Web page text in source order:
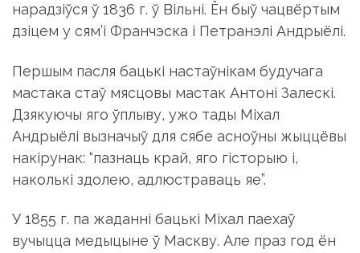
нарадзіўся ў 1836 г. ў Вільні. Ён быў чацвёртым
дзіцем у сям’і Франчэска і Петранэлі Андрыёлі.
Першым пасля бацькі настаўнікам будучага
мастака стаў мясцовы мастак Антоні Залескі.
Дзякуючы яго ўплыву, ужо тады Міхал
Андрыёлі вызначыў для сябе асноўны жыццёвы
накірунак: “пазнаць край, яго гісторыю і,
наколькі здолею, адлюстраваць яе”.
У 1855 г. па жаданні бацькі Міхал паехаў
вучыцца медыцыне ў Маскву. Але праз год ён